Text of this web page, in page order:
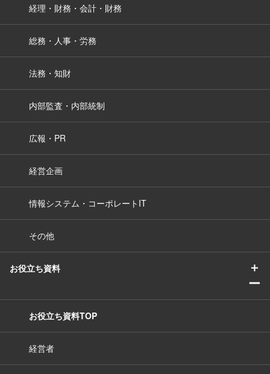
経理・財務・会計・財務
総務・人事・労務
法務・知財
内部監査・内部統制
広報・PR
経営企画
情報システム・コーポレートIT
その他
お役立ち資料
＋
ー
お役立ち資料TOP
経営者